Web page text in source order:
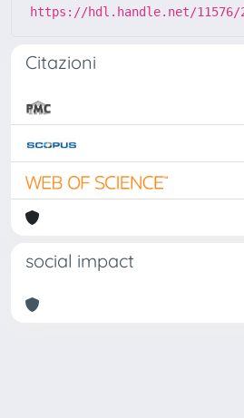
https://hdl.handle.net/11576/
Citazioni
social impact